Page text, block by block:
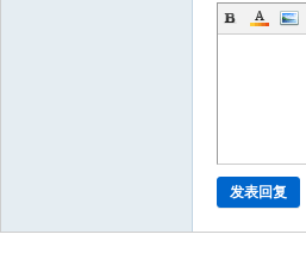
发表回复